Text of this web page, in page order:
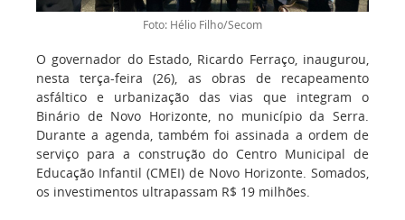
Foto: Hélio Filho/Secom
O governador do Estado, Ricardo Ferraço, inaugurou,
nesta terça-feira (26), as obras de recapeamento
asfáltico e urbanização das vias que integram o
Binário de Novo Horizonte, no município da Serra.
Durante a agenda, também foi assinada a ordem de
serviço para a construção do Centro Municipal de
Educação Infantil (CMEI) de Novo Horizonte. Somados,
os investimentos ultrapassam R$ 19 milhões.